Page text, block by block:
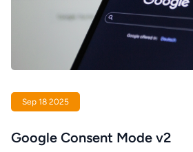
Sep 18 2025
Google Consent Mode v2